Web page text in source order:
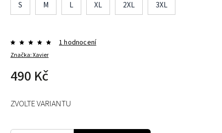
S M L XL 2XL 3XL
Značka:Xavier
1 hodnocení
490 Kč
ZVOLTE VARIANTU